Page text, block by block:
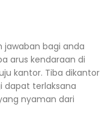
jawaban bagi anda
arus kendaraan di
kantor. Tiba dikantor
dapat terlaksana
nyaman dari